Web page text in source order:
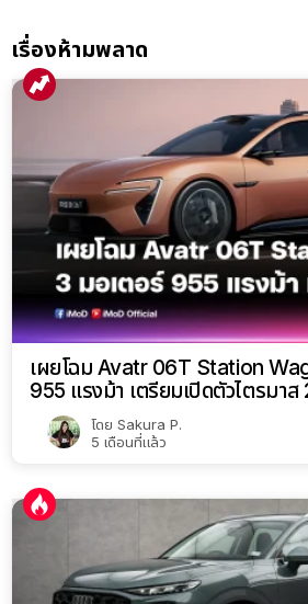
เรื่องห้ามพลาด
เผยโฉม Avatr 06T Station
955 แรงม้า เตรียมเปิดตัวไตรมาส
โดย Sakura P.
5 เดือนที่แล้ว